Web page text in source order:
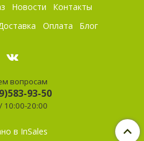
Новости
Контакты
Оплата Блог
вопросам
93-50
10:00-20:00
в InSales